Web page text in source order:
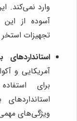
وارد نمی‌کند.
آسوده از
تجهیزات
آمریکایی و
برای
ویژگی‌های